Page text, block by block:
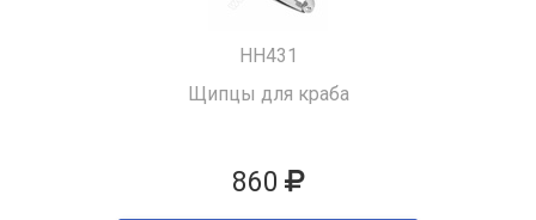
HH431
Щипцы для краба
860